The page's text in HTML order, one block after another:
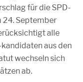
für die SPD-
24. September
alle
aus den
wechseln sich
ab.